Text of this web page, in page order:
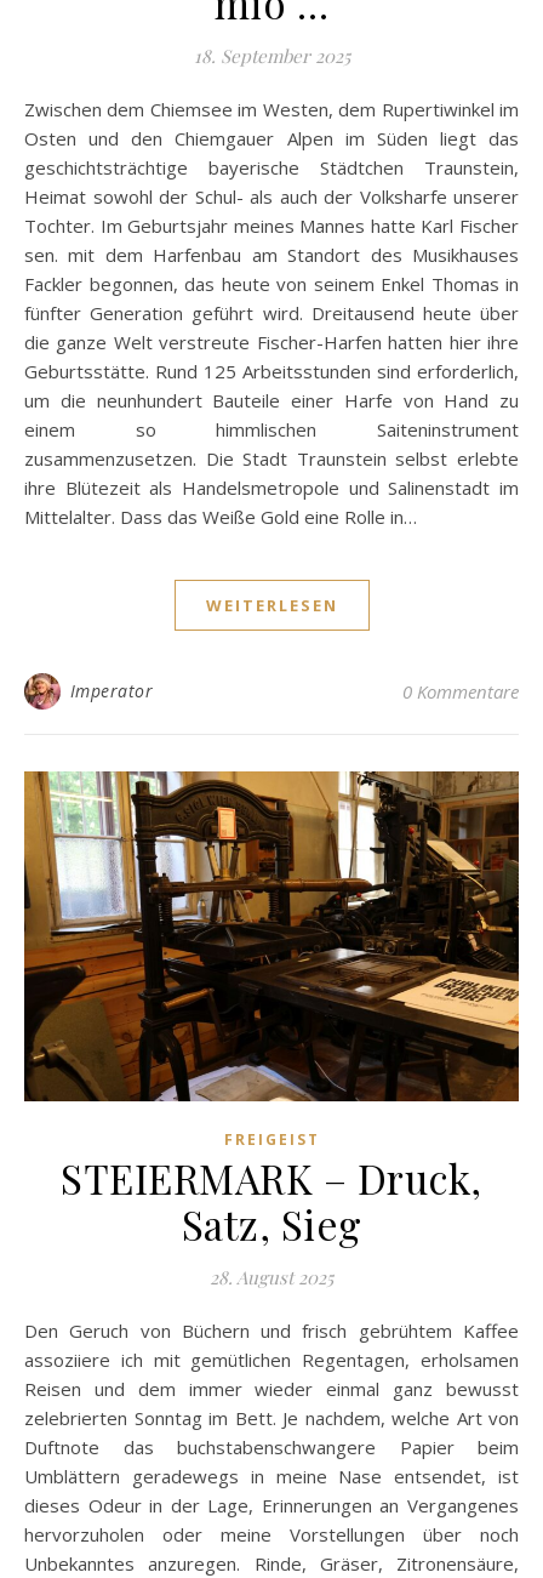
18. September 2025
Zwischen dem Chiemsee im Westen, dem Rupertiwinkel im
Osten und den Chiemgauer Alpen im Süden liegt das
geschichtsträchtige bayerische Städtchen Traunstein,
Heimat sowohl der Schul- als auch der Volksharfe unserer
Tochter. Im Geburtsjahr meines Mannes hatte Karl Fischer
sen. mit dem Harfenbau am Standort des Musikhauses
Fackler begonnen, das heute von seinem Enkel Thomas in
fünfter Generation geführt wird. Dreitausend heute über
die ganze Welt verstreute Fischer-Harfen hatten hier ihre
Geburtsstätte. Rund 125 Arbeitsstunden sind erforderlich,
um die neunhundert Bauteile einer Harfe von Hand zu
einem so himmlischen Saiteninstrument
zusammenzusetzen. Die Stadt Traunstein selbst erlebte
ihre Blütezeit als Handelsmetropole und Salinenstadt im
Mittelalter. Dass das Weiße Gold eine Rolle in…
WEITERLESEN
Imperator 0 Kommentare
FREIGEIST
STEIERMARK – Druck,
Satz, Sieg
28. August 2025
Den Geruch von Büchern und frisch gebrühtem Kaffee
assoziiere ich mit gemütlichen Regentagen, erholsamen
Reisen und dem immer wieder einmal ganz bewusst
zelebrierten Sonntag im Bett. Je nachdem, welche Art von
Duftnote das buchstabenschwangere Papier beim
Umblättern geradewegs in meine Nase entsendet, ist
dieses Odeur in der Lage, Erinnerungen an Vergangenes
hervorzuholen oder meine Vorstellungen über noch
Unbekanntes anzuregen. Rinde, Gräser, Zitronensäure,